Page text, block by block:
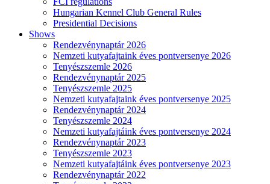
Hungarian Kennel Club General Rules
Presidential Decisions
Shows
Rendezvénynaptár 2026
Nemzeti kutyafajtaink éves pontversenye 2026
Tenyészszemle 2026
Rendezvénynaptár 2025
Tenyészszemle 2025
Nemzeti kutyafajtaink éves pontversenye 2025
Rendezvénynaptár 2024
Tenyészszemle 2024
Nemzeti kutyafajtáink éves pontversenye 2024
Rendezvénynaptár 2023
Tenyészszemle 2023
Nemzeti kutyafajtáink éves pontversenye 2023
Rendezvénynaptár 2022